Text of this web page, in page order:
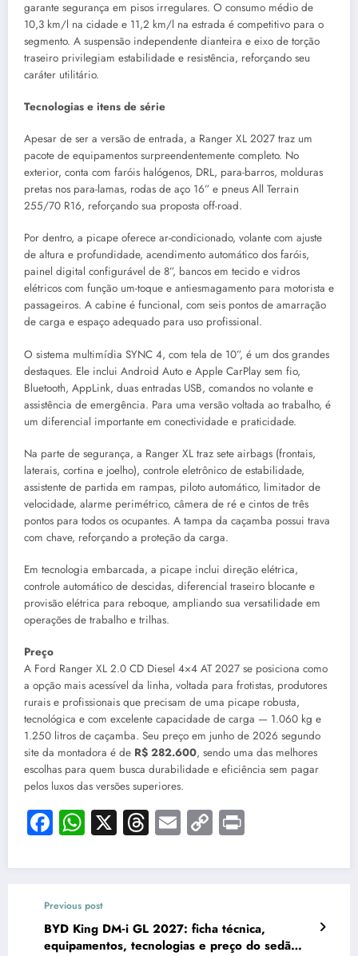
garante segurança em pisos irregulares. O consumo médio de
10,3 km/l na cidade e 11,2 km/l na estrada é competitivo para o
segmento. A suspensão independente dianteira e eixo de torção
traseiro privilegiam estabilidade e resistência, reforçando seu
caráter utilitário.
Tecnologias e itens de série
Apesar de ser a versão de entrada, a Ranger XL 2027 traz um
pacote de equipamentos surpreendentemente completo. No
exterior, conta com faróis halógenos, DRL, para-barros, molduras
pretas nos para-lamas, rodas de aço 16” e pneus All Terrain
255/70 R16, reforçando sua proposta off-road.
Por dentro, a picape oferece ar-condicionado, volante com ajuste
de altura e profundidade, acendimento automático dos faróis,
painel digital configurável de 8”, bancos em tecido e vidros
elétricos com função um-toque e antiesmagamento para motorista e
passageiros. A cabine é funcional, com seis pontos de amarração
de carga e espaço adequado para uso profissional.
O sistema multimídia SYNC 4, com tela de 10”, é um dos grandes
destaques. Ele inclui Android Auto e Apple CarPlay sem fio,
Bluetooth, AppLink, duas entradas USB, comandos no volante e
assistência de emergência. Para uma versão voltada ao trabalho, é
um diferencial importante em conectividade e praticidade.
Na parte de segurança, a Ranger XL traz sete airbags (frontais,
laterais, cortina e joelho), controle eletrônico de estabilidade,
assistente de partida em rampas, piloto automático, limitador de
velocidade, alarme perimétrico, câmera de ré e cintos de três
pontos para todos os ocupantes. A tampa da caçamba possui trava
com chave, reforçando a proteção da carga.
Em tecnologia embarcada, a picape inclui direção elétrica,
controle automático de descidas, diferencial traseiro blocante e
provisão elétrica para reboque, ampliando sua versatilidade em
operações de trabalho e trilhas.
Preço
A Ford Ranger XL 2.0 CD Diesel 4×4 AT 2027 se posiciona como
a opção mais acessível da linha, voltada para frotistas, produtores
rurais e profissionais que precisam de uma picape robusta,
tecnológica e com excelente capacidade de carga — 1.060 kg e
1.250 litros de caçamba. Seu preço em junho de 2026 segundo
site da montadora é de R$ 282.600, sendo uma das melhores
escolhas para quem busca durabilidade e eficiência sem pagar
pelos luxos das versões superiores.
Facebook
WhatsApp
X Threads
Email
Copy
Previous post
BYD King DM‑i GL 2027: ficha técnica,
equipamentos, tecnologias e preço do sedã